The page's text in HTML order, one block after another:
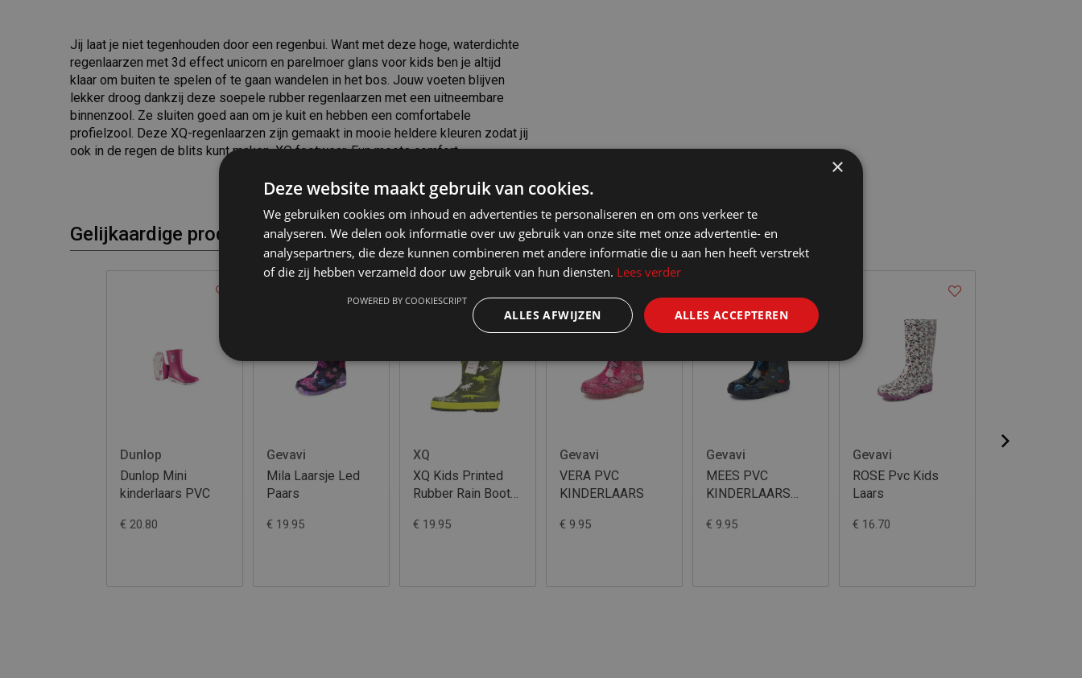
Jij laat je niet tegenhouden door een regenbui. Want met deze hoge, waterdichte
regenlaarzen met 3d effect unicorn en parelmoer glans voor kids ben je altijd
klaar om buiten te spelen of te gaan wandelen in het bos. Jouw voeten blijven
lekker droog dankzij deze soepele rubber regenlaarzen met een uitneembare
binnenzool. Ze sluiten goed aan om je kuit en hebben een comfortabele
profielzool. Deze XQ-regenlaarzen zijn gemaakt in mooie heldere kleuren zodat jij
ook in de regen de blits kunt maken. XQ footwear. Fun meets comfort.
Gelijkaardige producten
Dunlop
Dunlop Mini
kinderlaars PVC
€ 20.80
Gevavi
Mila Laarsje Led
Paars
€ 19.95
XQ
XQ Kids Printed
Rubber Rain Boots
€ 19.95
Gevavi
VERA PVC
KINDERLAARS
€ 9.95
Gevavi
MEES PVC
KINDERLAARS
€ 9.95
Gevavi
ROSE Pvc Kids
Laars
€ 16.70
×
Deze website maakt gebruik van cookies.
We gebruiken cookies om inhoud en advertenties te personaliseren en om ons verkeer te
analyseren. We delen ook informatie over uw gebruik van onze site met onze advertentie- en
analysepartners, die deze kunnen combineren met andere informatie die u aan hen heeft verstrekt
of die zij hebben verzameld door uw gebruik van hun diensten. Lees verder
ALLES ACCEPTEREN
ALLES AFWIJZEN
POWERED BY COOKIESCRIPT